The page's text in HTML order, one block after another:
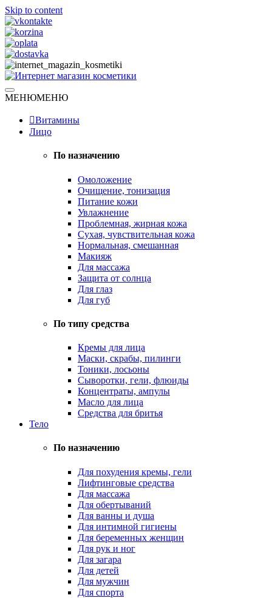
Skip to content
Интернет магазин косметики
Натуральная косметика
МЕНЮМЕНЮ
Витамины
Лицо
По назначению
Омоложение
Очищение, тонизация
Питание кожи
Увлажнение
Проблемная, жирная кожа
Сухая, чувствительная кожа
Нормальная, смешанная
Макияж
Для массажа
Защита от солнца
Для глаз
Для губ
По типу средства
Кремы для лица
Маски, скрабы, пилинги
Тоники, лосьоны
Сыворотки, гели, флюиды
Концентраты, ампулы
Масло для лица
Средства для бритья
Тело
По назначению
Для похудения кремы, гели
Лифтинговые средства
Для массажа
Для обертываний
Для ванны и душа
Для интимной гигиены
Для беременных женщин
Для рук и ног
Для загара
Для детей
Для мужчин
Для спорта